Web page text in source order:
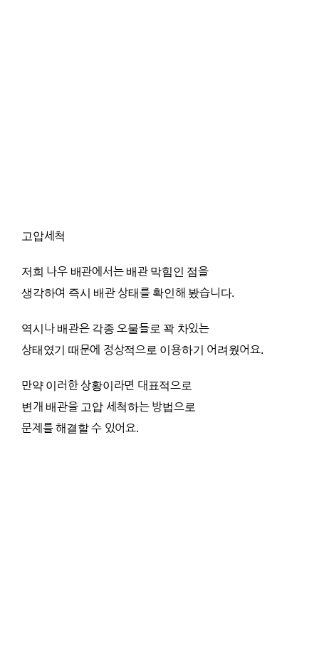
고압세척
저희 나우 배관에서는 배관 막힘인 점을
생각하여 즉시 배관 상태를 확인해 봤습니다.
역시나 배관은 각종 오물들로 꽉 차있는
상태였기 때문에 정상적으로 이용하기 어려웠어요.
만약 이러한 상황이라면 대표적으로
변개 배관을 고압 세척하는 방법으로
문제를 해결할 수 있어요.